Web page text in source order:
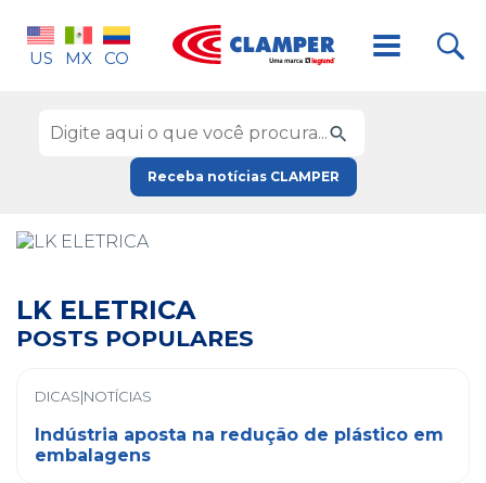
US MX CO
Receba notícias CLAMPER
LK ELETRICA
POSTS POPULARES
DICAS|NOTÍCIAS
Indústria aposta na redução de plástico em
embalagens